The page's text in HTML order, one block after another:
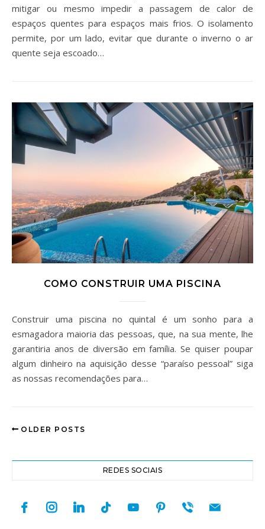
mitigar ou mesmo impedir a passagem de calor de
espaços quentes para espaços mais frios. O isolamento
permite, por um lado, evitar que durante o inverno o ar
quente seja escoado…
COMO CONSTRUIR UMA PISCINA
Construir uma piscina no quintal é um sonho para a
esmagadora maioria das pessoas, que, na sua mente, lhe
garantiria anos de diversão em família. Se quiser poupar
algum dinheiro na aquisição desse “paraíso pessoal” siga
as nossas recomendações para…
OLDER POSTS
REDES SOCIAIS
facebookinstagramlinkedintiktok youtubepinterest
viber mail